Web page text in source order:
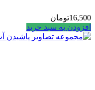
16,500تومان
افزودن به سبد خرید